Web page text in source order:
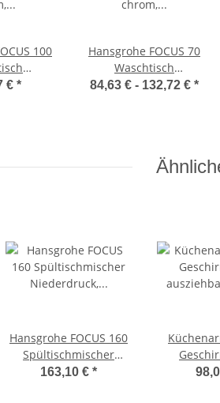
100
E2
€ *
Hansgrohe FOCUS 70
Waschtisch
Einhebelmischer E2
84,63 € - 132,72 € *
Hansgrohe FOCUS 160
Spültischmischer
Niederdruck,
163,10 € *